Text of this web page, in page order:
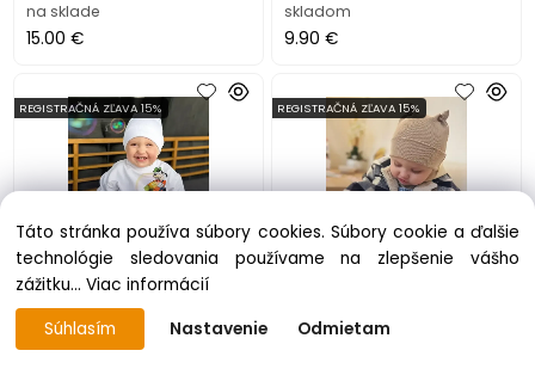
na sklade
15.00 €
skladom
9.90 €
Detská čiapka s uškami
Rebrovaná bavlna - BIELA
REGISTRAČNÁ ZĽAVA 15%
Rebrovaná bavlna -
REGISTRAČNÁ ZĽAVA 15%
Táto stránka používa súbory cookies. Súbory cookie a ďalšie
technológie sledovania používame na zlepšenie vášho
zážitku... Viac informácií
Súhlasím
Nastavenie Odmietam